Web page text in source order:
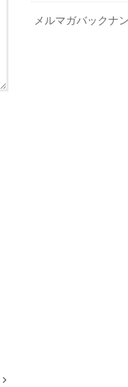
メルマガバックナ